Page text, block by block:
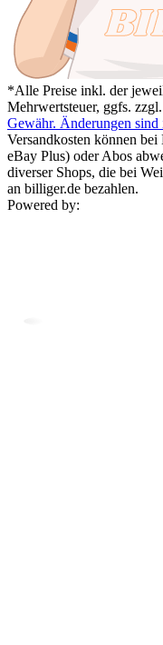
*Alle Preise inkl. der
Mehrwertsteuer, ggfs.
Gewähr. Änderungen
Versandkosten können
eBay Plus) oder Abos
diverser Shops, die bei
an billiger.de bezahlen.
Powered by: